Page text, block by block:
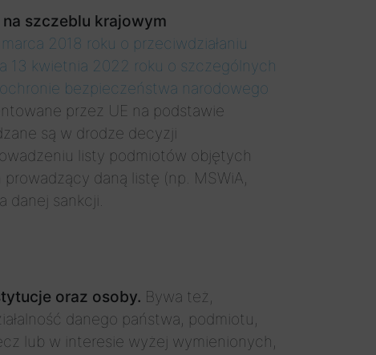
szczeblu krajowym
2018 roku o przeciwdziałaniu
13 kwietnia 2022 roku o szczególnych
bezpieczeństwa narodowego
przez UE na podstawie
są w drodze decyzji
listy podmiotów objętych
daną listę (np. MSWiA,
danej sankcji.
oraz osoby. Bywa też,
danego państwa, podmiotu,
lub w interesie wyżej wymienionych,